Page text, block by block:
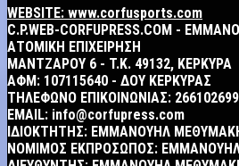
WEBSITE: www.corfusports.com
C.P.WEB-CORFUPRESS.COM -
ΑΤΟΜΙΚΗ ΕΠΙΧΕΙΡΗΣΗ
MANTZAΡΟΥ 6 - T.K. 49132, ΚΕΡΚΥΡΑ
ΑΦΜ: 107115640 - ΔΟΥ ΚΕΡΚΥΡΑΣ
ΤΗΛΕΦΩΝΟ ΕΠΙΚΟΙΝΩΝΙΑΣ:
EMAIL: info@corfupress.com
ΙΔΙΟΚΤΗΤΗΣ: EMMANOYΗΛ
ΝΟΜΙΜΟΣ ΕΚΠΡΟΣΩΠΟΣ: